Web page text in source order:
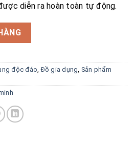
diễn ra hoàn toàn tự động.
cảm biến tự động V1 số lượng
độc đáo ,Đồ gia dụng Sản phẩm